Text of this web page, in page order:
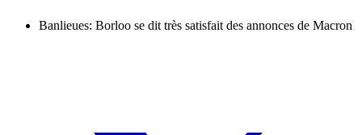
Banlieues: Borloo se dit très satisfait des annonces de Macron